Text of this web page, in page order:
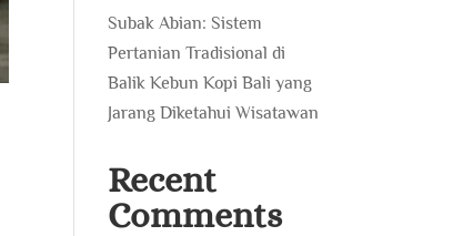
Subak Abian: Sistem
Pertanian Tradisional di
Balik Kebun Kopi Bali yang
Jarang Diketahui Wisatawan
Recent
Comments